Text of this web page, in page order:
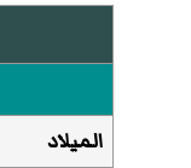
الميلاد